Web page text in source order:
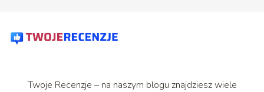
Twoje Recenzje – na naszym blogu znajdziesz wiele